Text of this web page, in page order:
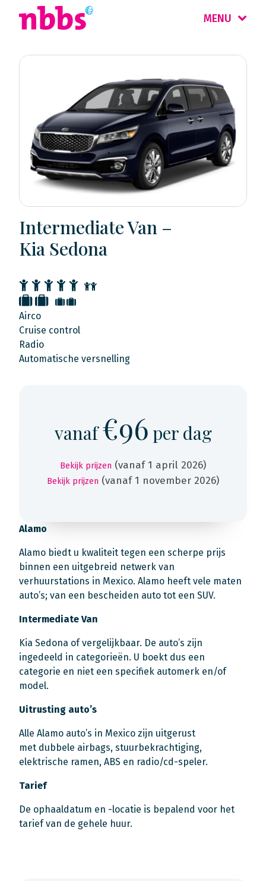
MENU
Intermediate Van –
Kia Sedona
Airco
Cruise control
Radio
Automatische versnelling
vanaf€96 per dag
Bekijk prijzen (vanaf 1 april 2026)
Bekijk prijzen (vanaf 1 november 2026)
Alamo
Alamo biedt u kwaliteit tegen een scherpe prijs
binnen een uitgebreid netwerk van
verhuurstations in Mexico. Alamo heeft vele maten
auto’s; van een bescheiden auto tot een SUV.
Intermediate Van
Kia Sedona of vergelijkbaar. De auto’s zijn
ingedeeld in categorieën. U boekt dus een
categorie en niet een specifiek automerk en/of
model.
Uitrusting auto’s
Alle Alamo auto’s in Mexico zijn uitgerust
met dubbele airbags, stuurbekrachtiging,
elektrische ramen, ABS en radio/cd-speler.
Tarief
De ophaaldatum en -locatie is bepalend voor het
tarief van de gehele huur.